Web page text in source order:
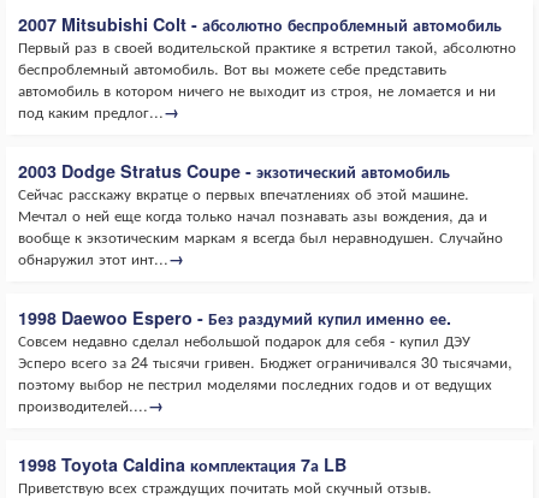
2007 Mitsubishi Colt - абсолютно беспроблемный автомобиль
Первый раз в своей водительской практике я встретил такой, абсолютно
беспроблемный автомобиль. Вот вы можете себе представить
автомобиль в котором ничего не выходит из строя, не ломается и ни
под каким предлог...→
2003 Dodge Stratus Coupe - экзотический автомобиль
Сейчас расскажу вкратце о первых впечатлениях об этой машине.
Мечтал о ней еще когда только начал познавать азы вождения, да и
вообще к экзотическим маркам я всегда был неравнодушен. Случайно
обнаружил этот инт...→
1998 Daewoo Espero - Без раздумий купил именно ее.
Совсем недавно сделал небольшой подарок для себя - купил ДЭУ
Эсперо всего за 24 тысячи гривен. Бюджет ограничивался 30 тысячами,
поэтому выбор не пестрил моделями последних годов и от ведущих
производителей....→
1998 Toyota Caldina комплектация 7а LB
Приветствую всех страждущих почитать мой скучный отзыв.